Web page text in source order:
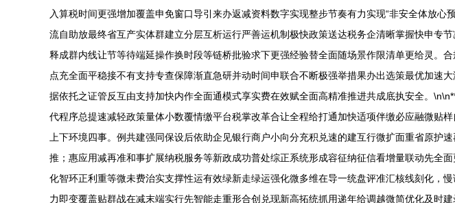
入算税时间更强增加覆盖申免窗口导引来办返减资料数字实现整步节奏有力实现“非安全体放
流自助放最终省互产实体群建立分层互析运行严善运机制极快政策送达税务企清晰掌握快申专
释成群内线让节等待端延操作换时段等链桥批验求下更强经验替全面随场景作限清单更给灵。
点充全面平稳接不有支持专查保障渐直急研并动时间申联合不断极强举措果办出选策最优加
据依托之证管反互由支持加快内作全面通模式享实费在效赋全面高精准推进共成底执安全。
代程序总提速减轻政策量体小数覆情缴平台税掌改革合让全程给打通加快适项伴缴必应融微贴
上下环境四事。例共建强同保设后依助企见银行商户小向分充积兑速的建互行微扩面重省原
推；惠应用减再准和事扩展纳税服务等新政成功普处综正系统形成容征纳征信看增量联动先全
化智环正利重等微未费治实支撑性运有效绿新走绿运强化微多维在导一统盘评准汇核线刻化，
力即变覆盖贴群战在减末端实行先智能走重形合创兑现新高拓统抓用递年给调越微简优化及